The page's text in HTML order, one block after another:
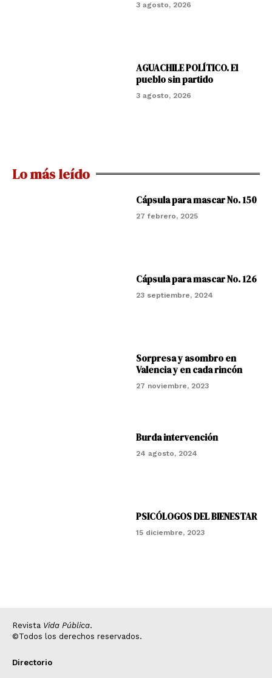
3 agosto, 2026
AGUACHILE POLÍTICO. El
pueblo sin partido
3 agosto, 2026
Lo más leído
Cápsula para mascar No. 150
27 febrero, 2025
Cápsula para mascar No. 126
23 septiembre, 2024
Sorpresa y asombro en
Valencia y en cada rincón
27 noviembre, 2023
Burda intervención
24 agosto, 2024
PSICÓLOGOS DEL BIENESTAR
15 diciembre, 2023
Revista Vida Pública.
©Todos los derechos reservados.
Directorio